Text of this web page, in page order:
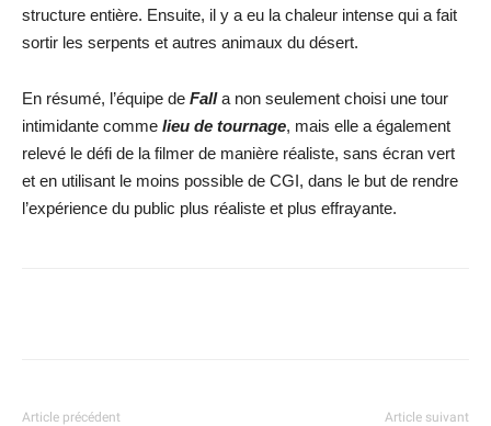
structure entière. Ensuite, il y a eu la chaleur intense qui a fait
sortir les serpents et autres animaux du désert.
En résumé, l’équipe de Falla non seulement choisi une tour
intimidante comme lieu de tournage, mais elle a également
relevé le défi de la filmer de manière réaliste, sans écran vert
et en utilisant le moins possible de CGI, dans le but de rendre
l’expérience du public plus réaliste et plus effrayante.
Article précédent Article suivant